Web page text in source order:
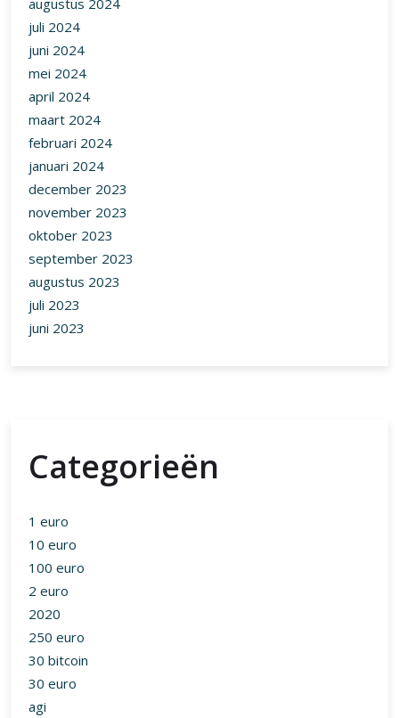
augustus 2024
juli 2024
juni 2024
mei 2024
april 2024
maart 2024
februari 2024
januari 2024
december 2023
november 2023
oktober 2023
september 2023
augustus 2023
juli 2023
juni 2023
Categorieën
1 euro
10 euro
100 euro
2 euro
2020
250 euro
30 bitcoin
30 euro
agi